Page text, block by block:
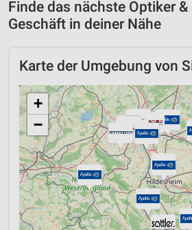
Finde das nächste Optiker
Geschäft in deiner Nähe
Karte der Umgebung von
+
−